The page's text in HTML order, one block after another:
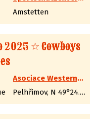
Amstetten
2025 ☆ Cowboys
Asociace Westernových Střelců, spolek
Pelhřimov, N 49°24.39662', E 15°12.89285'